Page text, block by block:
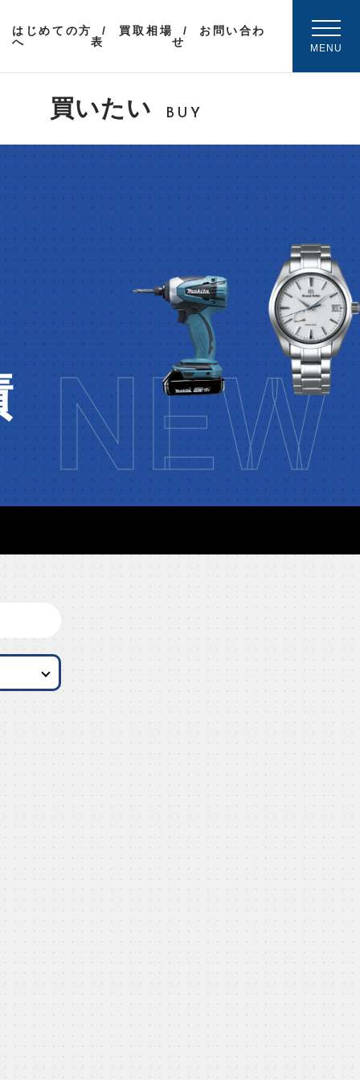
はじめての方
へ
買取相場
表
お問い合わ
せ
MENU
買いたい BUY